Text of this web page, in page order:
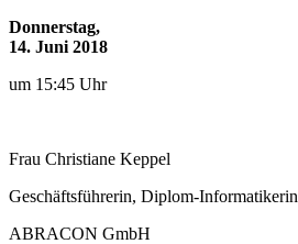
Donnerstag,
14. Juni 2018
um 15:45 Uhr
Frau Christiane Keppel
Geschäftsführerin, Diplom-Informatikerin
ABRACON GmbH